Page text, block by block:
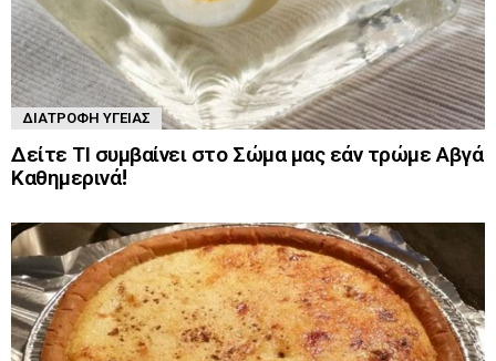
ΔΙΑΤΡΟΦΉ ΥΓΕΊΑΣ
Δείτε ΤΙ συμβαίνει στο Σώμα μας εάν τρώμε Αβγά
Καθημερινά!